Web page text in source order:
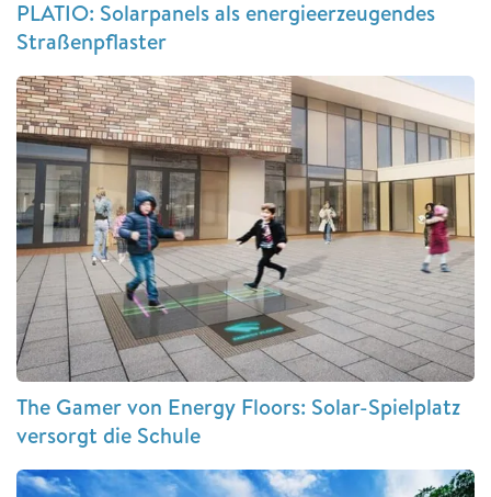
PLATIO: Solarpanels als energieerzeugendes
Straßenpflaster
The Gamer von Energy Floors: Solar-Spielplatz
versorgt die Schule